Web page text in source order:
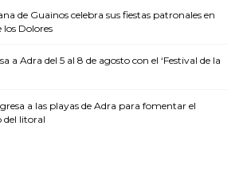
de Guainos celebra sus fiestas patronales en
los Dolores
a Adra del 5 al 8 de agosto con el ‘Festival de la
a las playas de Adra para fomentar el
del litoral